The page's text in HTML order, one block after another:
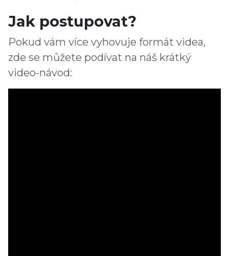
Jak postupovat?
Pokud vám více vyhovuje formát videa,
zde se můžete podívat na náš krátký
video-návod: